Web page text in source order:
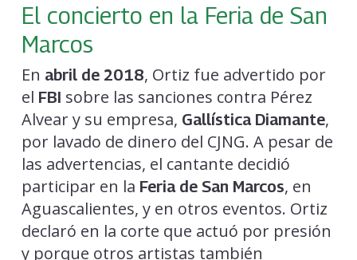
El concierto en la Feria de San
Marcos
En abril de 2018, Ortiz fue advertido por
el FBI sobre las sanciones contra Pérez
Alvear y su empresa, Gallística Diamante,
por lavado de dinero del CJNG. A pesar de
las advertencias, el cantante decidió
participar en la Feria de San Marcos, en
Aguascalientes, y en otros eventos. Ortiz
declaró en la corte que actuó por presión
y porque otros artistas también